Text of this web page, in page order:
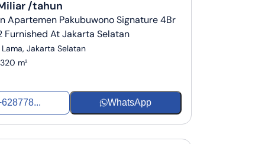
/tahun
Apartemen Pakubuwono Signature 4Br
Furnished At Jakarta Selatan
Jakarta Selatan
320 m²
WhatsApp